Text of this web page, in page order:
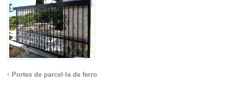
Portes de parcel·la de ferro